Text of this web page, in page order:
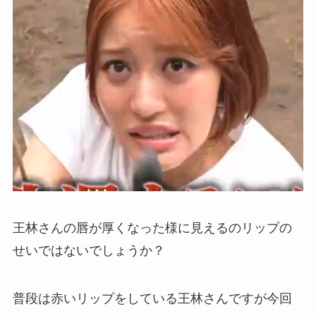
王林さんの唇が厚くなった様に見えるのリップの
せいではないでしょうか？
普段は赤いリップをしている王林さんですが今回